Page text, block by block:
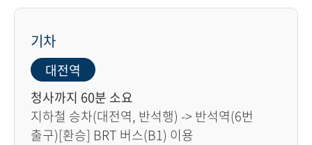
기차
대전역
청사까지 60분 소요
지하철 승차(대전역, 반석행) -> 반석역(6번
출구)[환승] BRT 버스(B1) 이용